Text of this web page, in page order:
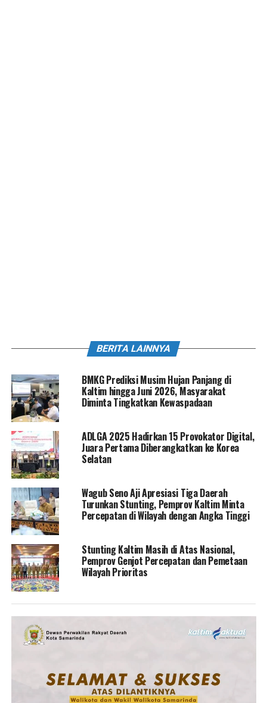
BERITA LAINNYA
BMKG Prediksi Musim Hujan Panjang di
Kaltim hingga Juni 2026, Masyarakat
Diminta Tingkatkan Kewaspadaan
ADLGA 2025 Hadirkan 15 Provokator Digital,
Juara Pertama Diberangkatkan ke Korea
Selatan
Wagub Seno Aji Apresiasi Tiga Daerah
Turunkan Stunting, Pemprov Kaltim Minta
Percepatan di Wilayah dengan Angka Tinggi
Stunting Kaltim Masih di Atas Nasional,
Pemprov Genjot Percepatan dan Pemetaan
Wilayah Prioritas